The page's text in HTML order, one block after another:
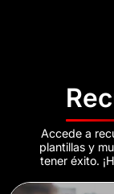
Accede a
plantillas y
tener éxito.